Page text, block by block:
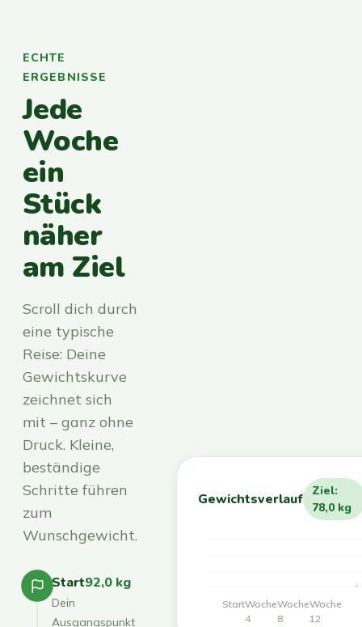
ECHTE
ERGEBNISSE
Jede
Woche
ein
Stück
näher
am Ziel
Scroll dich durch
eine typische
Reise: Deine
Gewichtskurve
zeichnet sich
mit – ganz ohne
Druck. Kleine,
beständige
Schritte führen
zum
Wunschgewicht.
Start92,0 kg
Dein
Ausgangspunkt
Gewichtsverlauf
Ziel:
78,0 kg
StartWoche
4
Woche
8
Woche
12